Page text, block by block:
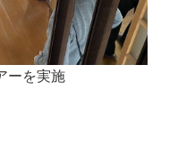
ーを実施